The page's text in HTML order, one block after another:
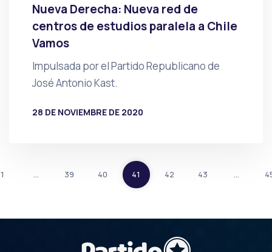
Nueva Derecha: Nueva red de
centros de estudios paralela a Chile
Vamos
Impulsada por el Partido Republicano de
José Antonio Kast.
28 DE NOVIEMBRE DE 2020
1 … 39 40 41 42 43 …